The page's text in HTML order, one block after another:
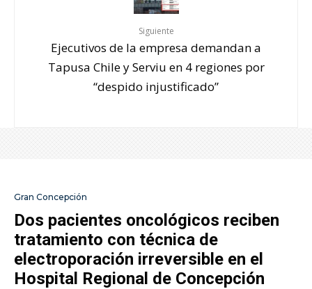
Siguiente
Ejecutivos de la empresa demandan a
Tapusa Chile y Serviu en 4 regiones por
“despido injustificado”
Gran Concepción
Dos pacientes oncológicos reciben
tratamiento con técnica de
electroporación irreversible en el
Hospital Regional de Concepción